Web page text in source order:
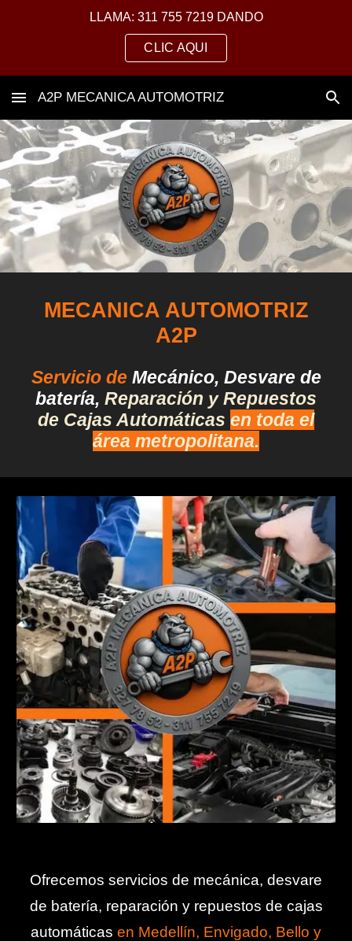
LLAMA: 311 755 7219 DANDO
CLIC AQUI
A2P MECANICA AUTOMOTRIZ
MECANICA AUTOMOTRIZ
A2P
Servicio deMecánico, Desvare de
batería, Reparación y Repuestos
de Cajas Automáticas en toda el
área metropolitana.
Ofrecemos servicios de mecánica, desvare
de batería, reparación y repuestos de cajas
automáticas en Medellín, Envigado, Bello y